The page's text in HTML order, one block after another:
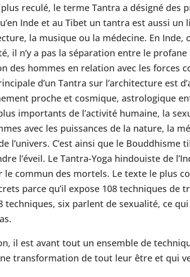
reculé, le terme Tantra a désigné
Inde et au Tibet un tantra est aussi
la musique ou la médecine. En
il n’y a pas la séparation entre le
des hommes en relation avec les forces
d’un Tantra sur l’architecture est
proche et cosmique, astrologique
importants de l’activité humaine, la
avec les puissances de la nature, la
C’est ainsi que le Bouddhisme
l’éveil. Le Tantra-Yoga hindouiste de
commun des mortels. Le texte le plus
parce qu’il expose 108 techniques
techniques, six parlent de sexualité, ce
il est avant tout un ensemble de
transformation de tout leur être et qui